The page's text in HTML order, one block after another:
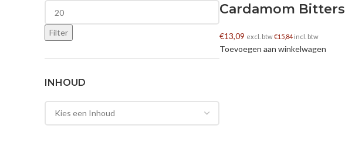
Filter
INHOUD
Cardamom Bitters
€13,09 excl. btw€15,84incl. btw
Toevoegen aan winkelwagen